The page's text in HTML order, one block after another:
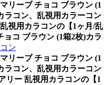
リーブ チョコ ブラウン (1
ラコン、乱視用カラーコン
視用カラコンの【1ヶ月/乱
コ ブラウン (1箱2枚)カラ
ン
リーブ チョコ ブラウン (1
ラコン、乱視用カラーコン
リー 乱視用カラコンの【1